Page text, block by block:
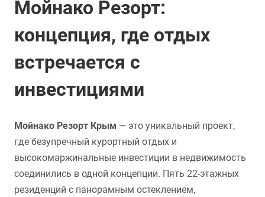
Мойнако Резорт:
концепция, где отдых
встречается с
инвестициями
Мойнако Резорт Крым — это уникальный проект,
где безупречный курортный отдых и
высокомаржинальные инвестиции в недвижимость
соединились в одной концепции. Пять 22-этажных
резиденций с панорамным остеклением,